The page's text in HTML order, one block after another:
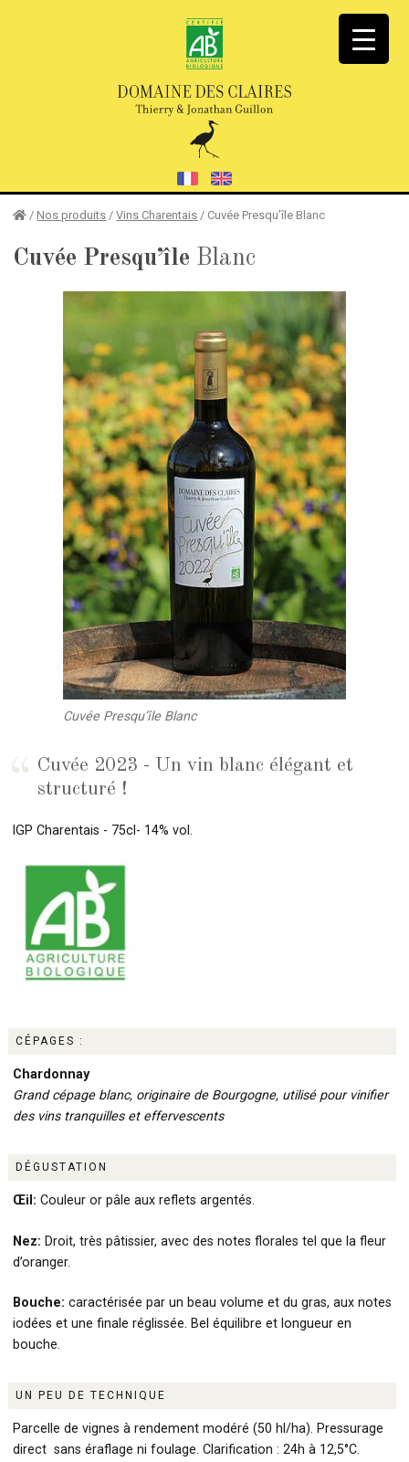
/ Nos produits /Vins Charentais / Cuvée Presqu’île Blanc
Cuvée Presqu’île Blanc
Cuvée Presqu’île Blanc
Cuvée 2023 - Un vin blanc élégant et
structuré !
IGP Charentais - 75cl- 14% vol.
CÉPAGES :
Chardonnay
Grand cépage blanc, originaire de Bourgogne, utilisé pour vinifier
des vins tranquilles et effervescents
DÉGUSTATION
Œil:Couleur or pâle aux reflets argentés.
Nez: Droit, très pâtissier, avec des notes florales tel que la fleur
d’oranger.
Bouche:caractérisée par un beau volume et du gras, aux notes
iodées et une finale réglissée. Bel équilibre et longueur en
bouche.
UN PEU DE TECHNIQUE
Parcelle de vignes à rendement modéré (50 hl/ha). Pressurage
direct sans éraflage ni foulage. Clarification : 24h à 12,5°C.